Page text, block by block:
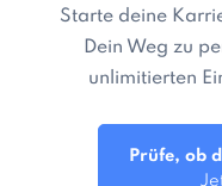
Starte deine
Dein Weg zu
unlimitierten
Prüfe, ob